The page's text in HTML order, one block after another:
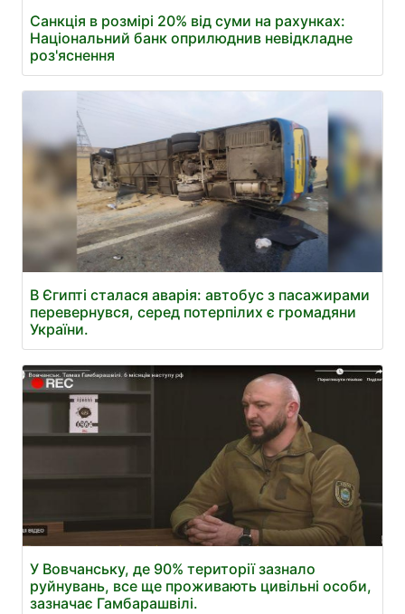
Санкція в розмірі 20% від суми на рахунках:
Національний банк оприлюднив невідкладне
роз'яснення
В Єгипті сталася аварія: автобус з пасажирами
перевернувся, серед потерпілих є громадяни
України.
У Вовчанську, де 90% території зазнало
руйнувань, все ще проживають цивільні особи,
зазначає Гамбарашвілі.